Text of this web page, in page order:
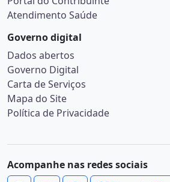
Atendimento Saúde
Governo digital
Dados abertos
Governo Digital
Carta de Serviços
Mapa do Site
Política de Privacidade
Acompanhe nas redes sociais